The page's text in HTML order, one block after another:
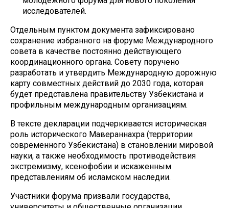
исследователей.
Отдельным пунктом документа зафиксировано
сохранение избранного на форуме Международного
совета в качестве постоянно действующего
координационного органа. Совету поручено
разработать и утвердить Международную дорожную
карту совместных действий до 2030 года, которая
будет представлена правительству Узбекистана и
профильным международным организациям.
В тексте декларации подчеркивается историческая
роль исторического Мавераннахра (территории
современного Узбекистана) в становлении мировой
науки, а также необходимость противодействия
экстремизму, ксенофобии и искаженным
представлениям об исламском наследии.
Участники форума призвали государства,